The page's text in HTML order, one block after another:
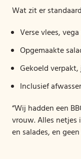
Wat zit er
Verse vlees,
Opgemaakte
Gekoeld
Inclusief
“Wij hadden een
vrouw. Alles netjes
en salades, en